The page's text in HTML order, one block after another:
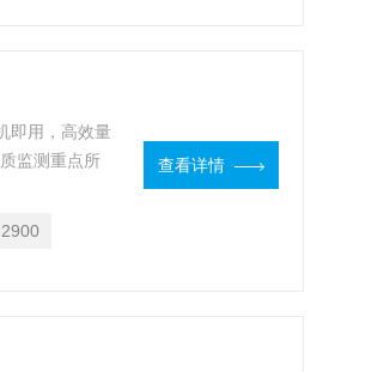
即用，高效量
监测重点所
2900
查看详情